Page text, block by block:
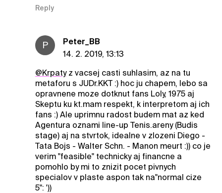
Reply
P
Peter_BB
14. 2. 2019, 13:13
@Krpatyz vacsej casti suhlasim, az na tu
metaforu s JUDr.KKT :) hoc ju chapem, lebo sa
opravnene moze dotknut fans Loly, 1975 aj
Skeptu ku kt.mam respekt, k interpretom aj ich
fans :) Ale uprimnu radost budem mat az ked
Agentura oznami line-up Tenis.areny (Budis
stage) aj na stvrtok, idealne v zlozeni Diego -
Tata Bojs - Walter Schn. - Manon meurt :)) co je
verim "feasible" technicky aj financne a
pomohlo by mi to znizit pocet pivnych
specialov v plaste aspon tak na"normal cize
5": '))